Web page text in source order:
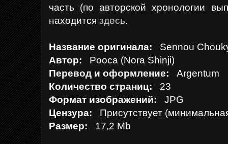
часть (по авторской хронологии
находится здесь.
Название оригинала: Sennou
Автор: Pooca (Nora Shinji)
Перевод и оформление: Argentum
Количество страниц: 23
Формат изображений: JPG
Цензура: Присутствует
Размер: 17,2 Mb